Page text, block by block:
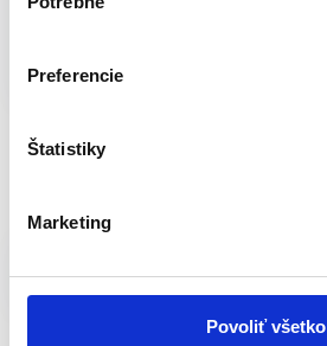
Preferencie
Štatistiky
Marketing
Povoliť všetko
Katalógové číslo:
Rozmery 21,5 × 21,5 × 4,5 cm